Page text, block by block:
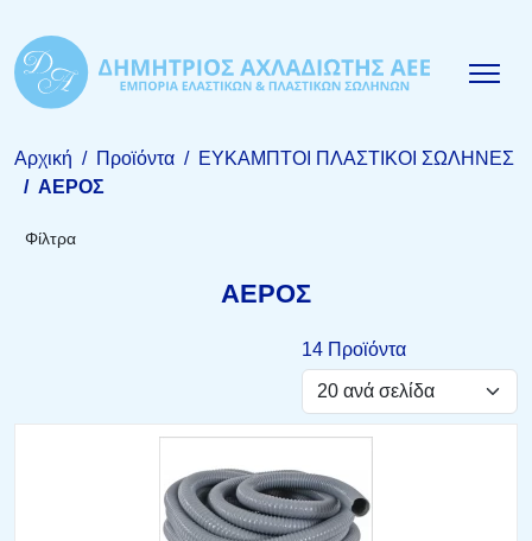
Αρχική Προϊόντα
EYKAMΠΤΟΙ ΠΛΑΣΤΙΚΟΙ ΣΩΛΗΝΕΣ
ΑΕΡΟΣ
Φίλτρα
ΑΕΡΟΣ
14 Προϊόντα